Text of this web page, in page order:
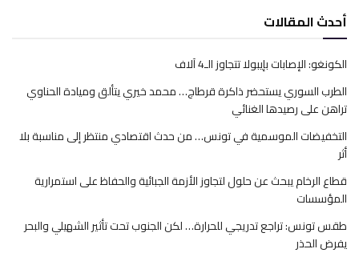
أحدث المقالات
الكونغو: الإصابات بإيبولا تتجاوز الـ4 آلاف
الطرب السوري يستحضر ذاكرة قرطاج… محمد خيري يتألق وميادة الحناوي
تراهن على رصيدها الغنائي
التخفيضات الموسمية في تونس… من حدث اقتصادي منتظر إلى مناسبة بلا
أثر
قطاع الرخام يبحث عن حلول لتجاوز الأزمة الجبائية والحفاظ على استمرارية
المؤسسات
طقس تونس: تراجع تدريجي للحرارة… لكن الجنوب تحت تأثير الشهيلي والبحر
يفرض الحذر